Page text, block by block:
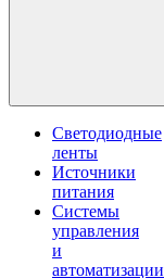
Светодиодные
ленты
Источники
питания
Системы
управления
и
автоматизации